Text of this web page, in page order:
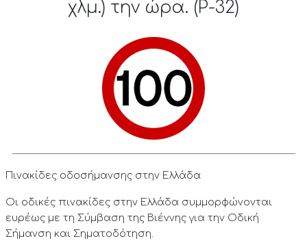
χλμ.) την ώρα. (P-32)
Πινακίδες οδοσήμανσης στην Ελλάδα
Οι οδικές πινακίδες στην Ελλάδα συμμορφώνονται
ευρέως με τη Σύμβαση της Βιέννης για την Οδική
Σήμανση και Σηματοδότηση.